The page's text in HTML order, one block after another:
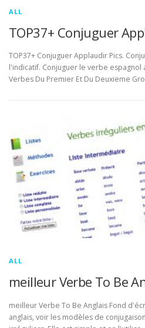
ALL
TOP37+ Conjuguer
TOP37+ Conjuguer Applaudir Pics.
l'indicatif. Conjuguer le verbe espagnol
Verbes Du Premier Et Du Deuxieme
ALL
meilleur Verbe To Be
meilleur Verbe To Be Anglais Fond
anglais, voir les modèles de